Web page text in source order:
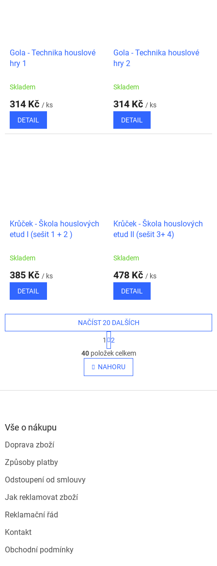
Gola - Technika houslové
hry 1
Skladem
314 Kč / ks
DETAIL
Gola - Technika houslové
hry 2
Skladem
314 Kč / ks
DETAIL
Krůček - Škola houslových
etud I (sešit 1 + 2 )
Skladem
385 Kč / ks
DETAIL
Krůček - Škola houslových
etud II (sešit 3+ 4)
Skladem
478 Kč / ks
DETAIL
O
v
l
á
NAČÍST 20 DALŠÍCH
t
r
á
n
k
v
1
2
40položek celkem
NAHORU
Vše o nákupu
Doprava zboží
Způsoby platby
Odstoupení od smlouvy
Jak reklamovat zboží
Reklamační řád
Kontakt
Obchodní podmínky